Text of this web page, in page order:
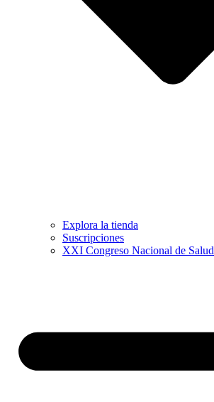
Explora la tienda
Suscripciones
XXI Congreso Nacional de Salud